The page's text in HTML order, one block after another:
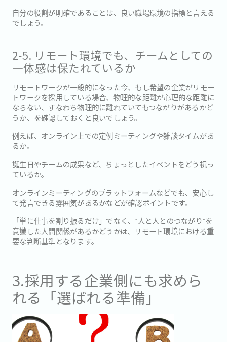
自分の役割が明確であることは、良い職場環境の指標と言える
でしょう。
2‐5. リモート環境でも、チームとしての
一体感は保たれているか
リモートワークが一般的になった今、もし希望の企業がリモー
トワークを採用している場合、物理的な距離が心理的な距離に
ならない、すなわち物理的に離れていてもつながりがあるかど
うか、を確認しておくと良いでしょう。
例えば、オンライン上での定例ミーティングや雑談タイムがあ
るか。
誕生日やチームの成果など、ちょっとしたイベントをどう祝っ
ているか。
オンラインミーティングのプラットフォームなどでも、安心し
て発言できる雰囲気があるかなどが確認ポイントです。
「単に仕事を割り振るだけ」でなく、“人と人とのつながり”を
意識した人間関係があるかどうかは、リモート環境における重
要な判断基準となります。
3.採用する企業側にも求めら
れる「選ばれる準備」